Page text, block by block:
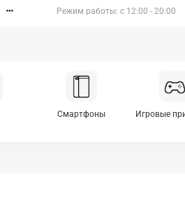
Режим работы: c 12:00 - 20:00
Смартфоны Игровые